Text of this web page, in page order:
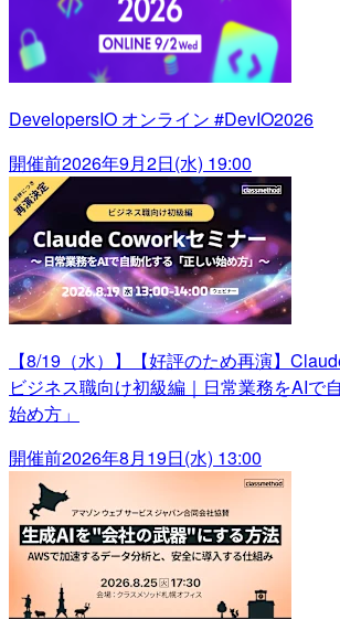
DevelopersIO オンライン #DevIO2026
開催前2026年9月2日(水) 19:00
【8/19（水）】【好評のため再演】
ビジネス職向け初級編｜日常業務をAIで
始め方」
開催前2026年8月19日(水) 13:00